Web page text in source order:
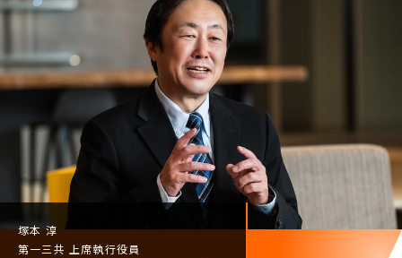
塚本 淳
第一三共 上席執行役員